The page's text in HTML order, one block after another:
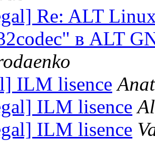
Re: ALT
в ALT
ILM lisence
ILM lisence
ILM lisence